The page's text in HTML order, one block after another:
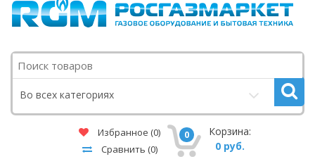
Поиск
Во всех категориях
Избранное (0)
Сравнить (0)
0
Корзина:
0 руб.